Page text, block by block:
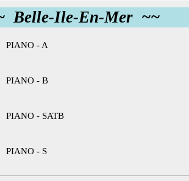
Belle-Ile-En-Mer ~~
PIANO - A
PIANO - B
PIANO - SATB
PIANO - S